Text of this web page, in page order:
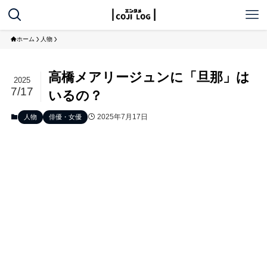
ホーム 人物
高橋メアリージュンに「旦那」は
いるの？
2025
7/17
人物 俳優・女優 2025年7月17日